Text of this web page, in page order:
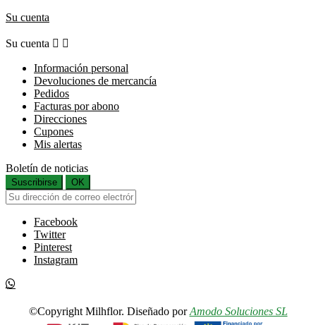
Su cuenta
Su cuenta  
Información personal
Devoluciones de mercancía
Pedidos
Facturas por abono
Direcciones
Cupones
Mis alertas
Boletín de noticias
Suscribirse OK
Facebook
Twitter
Pinterest
Instagram
©Copyright Milhflor. Diseñado porAmodo Soluciones SL